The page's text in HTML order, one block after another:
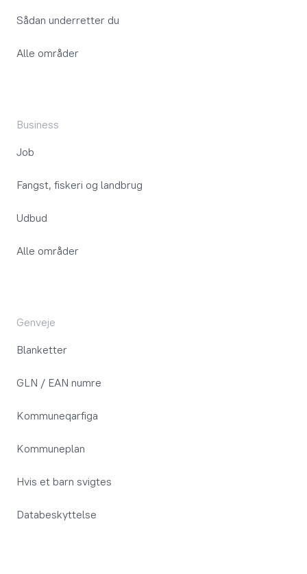
Sådan underretter du
Alle områder
Business
Job
Fangst, fiskeri og landbrug
Udbud
Alle områder
Genveje
Blanketter
GLN / EAN numre
Kommuneqarfiga
Kommuneplan
Hvis et barn svigtes
Databeskyttelse